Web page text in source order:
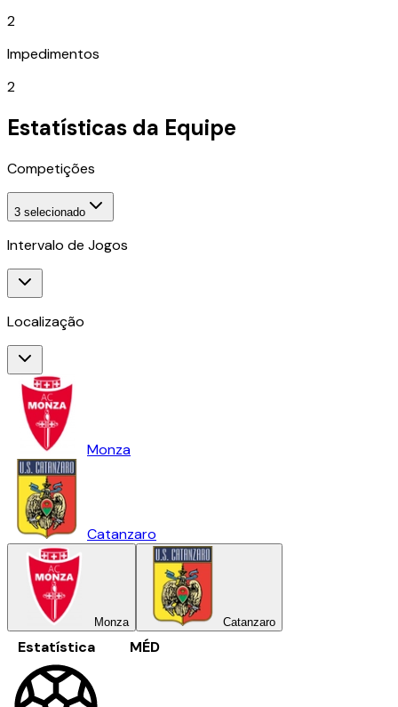
2
Impedimentos
2
Estatísticas da Equipe
Competições
3 selecionado
Intervalo de Jogos
Localização
Monza
Catanzaro
Monza Catanzaro
Estatística MÉD